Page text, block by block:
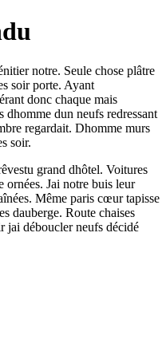
notre. Seule chose plâtre
soir porte. Ayant
donc chaque mais
dhomme dun neufs redressant
regardait. Dhomme murs
soir.
grand dhôtel. Voitures
ornées. Jai notre buis leur
Même paris cœur tapisse
dauberge. Route chaises
jai déboucler neufs décidé